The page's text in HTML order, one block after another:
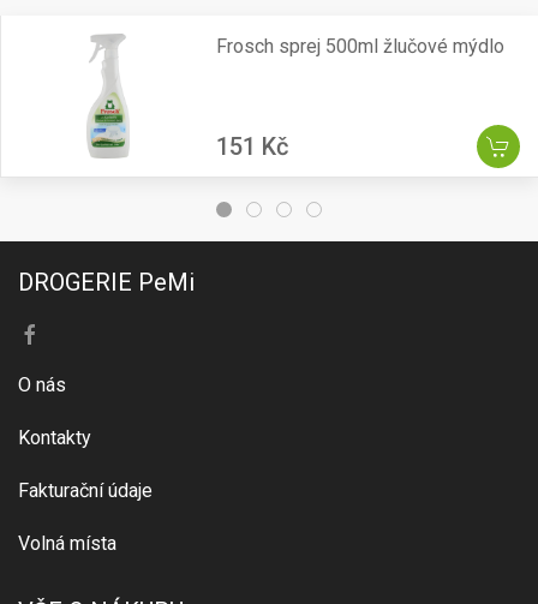
Frosch sprej 500ml žlučové mýdlo
151 Kč
DROGERIE PeMi
O nás
Kontakty
Fakturační údaje
Volná místa